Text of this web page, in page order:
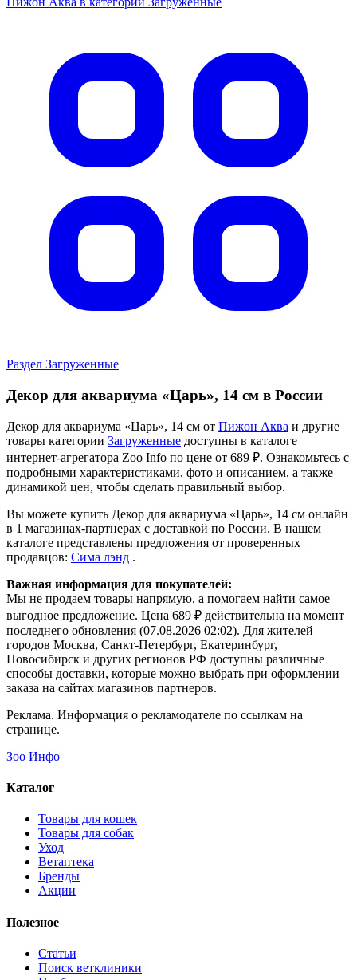
Раздел Загруженные
Декор для аквариума «Царь», 14 см в России
Декор для аквариума «Царь», 14 см от Пижон Аква и другие
товары категории Загруженные доступны в каталоге
интернет-агрегатора Zoo Info по цене от 689 ₽. Ознакомьтесь с
подробными характеристиками, фото и описанием, а также
динамикой цен, чтобы сделать правильный выбор.
Вы можете купить Декор для аквариума «Царь», 14 см онлайн
в 1 магазинах-партнерах с доставкой по России. В нашем
каталоге представлены предложения от проверенных
продавцов: Сима лэнд .
Важная информация для покупателей:
Мы не продаем товары напрямую, а помогаем найти самое
выгодное предложение. Цена 689 ₽ действительна на момент
последнего обновления (07.08.2026 02:02). Для жителей
городов Москва, Санкт-Петербург, Екатеринбург,
Новосибирск и других регионов РФ доступны различные
способы доставки, которые можно выбрать при оформлении
заказа на сайтах магазинов партнеров.
Реклама. Информация о рекламодателе по ссылкам на
странице.
Зоо Инфо
Каталог
Товары для кошек
Товары для собак
Уход
Ветаптека
Бренды
Акции
Полезное
Статьи
Поиск ветклиники